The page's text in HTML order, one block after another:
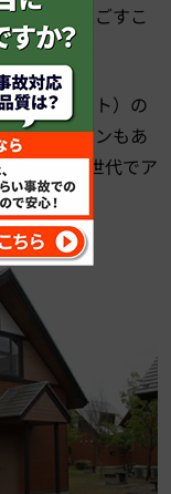
快適に過ごすこ
ビンサイト）の
プキャビンもあ
一緒に3世代でア